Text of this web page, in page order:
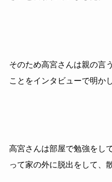
そのため高宮さんは親の言
ことをインタビューで明か
高宮さんは部屋で勉強をし
って家の外に脱出をして、